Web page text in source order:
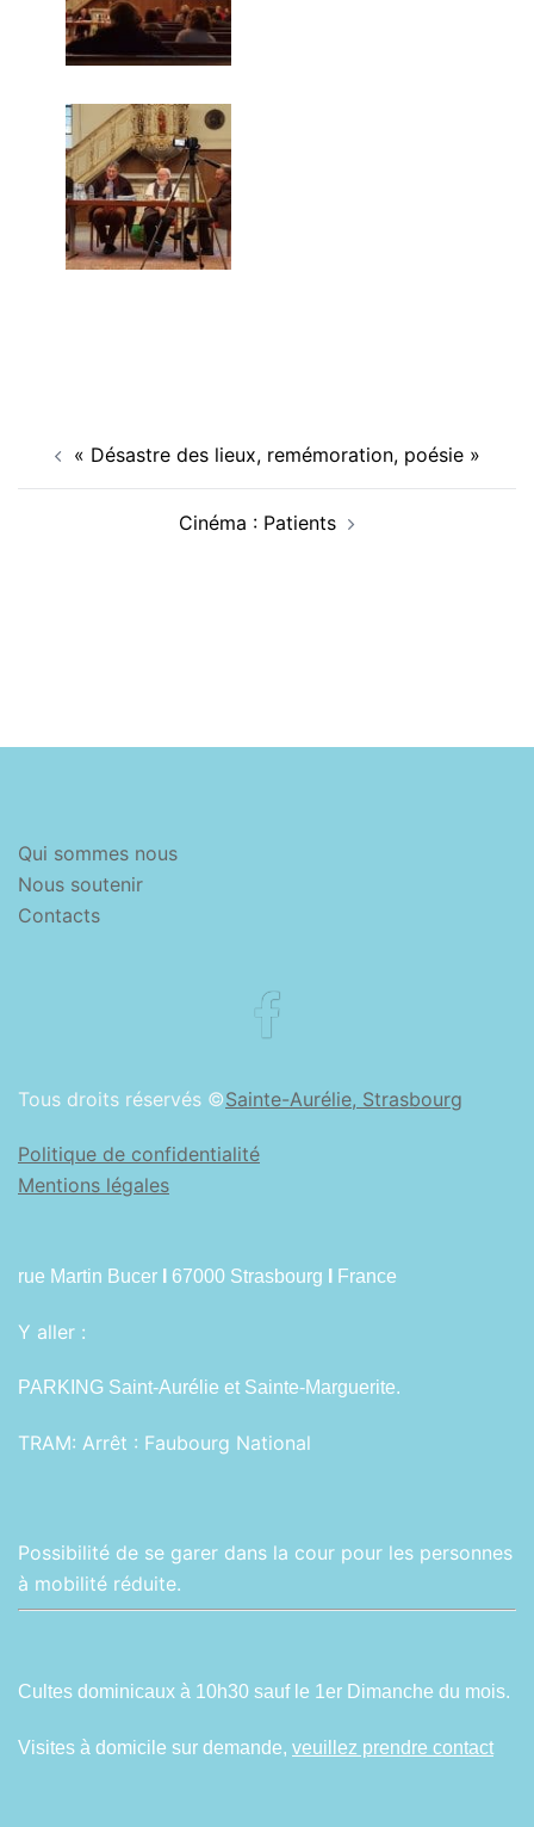
d’article
« Désastre des lieux, remémoration, poésie »
Cinéma : Patients
Qui sommes nous
Nous soutenir
Contacts
Tous droits réservés ©Sainte-Aurélie, Strasbourg
Politique de confidentialité
Mentions légales
rue Martin Bucer 67000 Strasbourg France
Y aller :
PARKING Saint-Aurélie et Sainte-Marguerite.
TRAM: Arrêt : Faubourg National
Possibilité de se garer dans la cour pour les personnes
à mobilité réduite.
Cultes dominicaux à 10h30 sauf le 1er Dimanche du mois.
Visites à domicile sur demande, veuillez prendre contact